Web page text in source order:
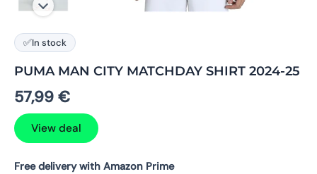
✅In stock
PUMA MAN CITY MATCHDAY SHIRT 2024-25
57,99 €
View deal
Free delivery with Amazon Prime